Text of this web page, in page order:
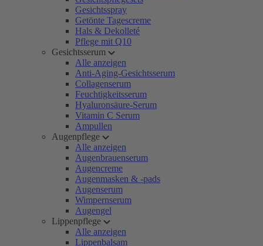
Gesichtsspray
Getönte Tagescreme
Hals & Dekolleté
Pflege mit Q10
Gesichtsserum
Alle anzeigen
Anti-Aging-Gesichtsserum
Collagenserum
Feuchtigkeitsserum
Hyaluronsäure-Serum
Vitamin C Serum
Ampullen
Augenpflege
Alle anzeigen
Augenbrauenserum
Augencreme
Augenmasken & -pads
Augenserum
Wimpernserum
Augengel
Lippenpflege
Alle anzeigen
Lippenbalsam